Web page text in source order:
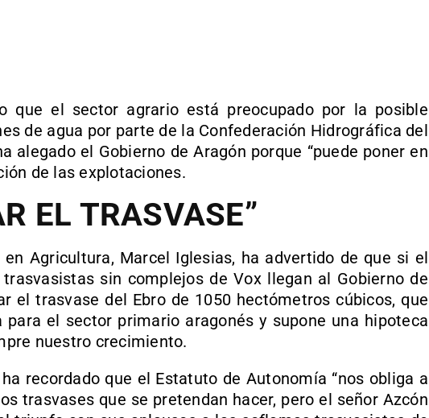
que el sector agrario está preocupado por la posible
de agua por parte de la Confederación Hidrográfica del
alegado el Gobierno de Aragón porque “puede poner en
de las explotaciones.
EL TRASVASE”
Agricultura, Marcel Iglesias, ha advertido de que si el
sin complejos de Vox llegan al Gobierno de
el trasvase del Ebro de 1050 hectómetros cúbicos, que
para el sector primario aragonés y supone una hipoteca
nuestro crecimiento.
recordado que el Estatuto de Autonomía “nos obliga a
trasvases que se pretendan hacer, pero el señor Azcón